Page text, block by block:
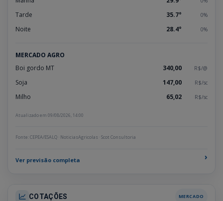
Tarde 35.7° 0%
Noite 28.4° 0%
MERCADO AGRO
Boi gordo MT
340,00 R$/@
Soja 147,00 R$/sc
Milho 65,02 R$/sc
Atualizado em 09/08/2026, 14:00
Fonte: CEPEA/ESALQ · NoticiasAgricolas · Scot Consultoria
Ver previsão completa ›
COTAÇÕES MERCADO